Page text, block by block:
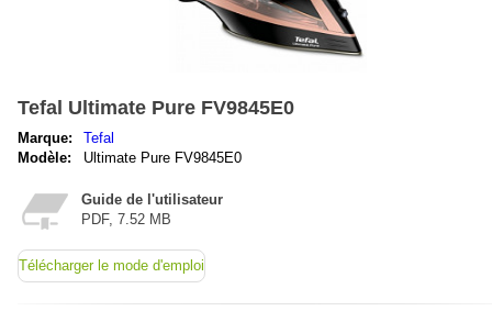
Tefal Ultimate Pure FV9845E0
Marque:
Tefal
Modèle:
Ultimate Pure FV9845E0
Guide de l'utilisateur
PDF, 7.52 MB
Télécharger le mode d'emploi